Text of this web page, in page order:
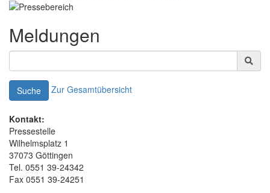
Meldungen
Suche Zur Gesamtübersicht
Kontakt:
Pressestelle
Wilhelmsplatz 1
37073 Göttingen
Tel. 0551 39-24342
Fax 0551 39-24251